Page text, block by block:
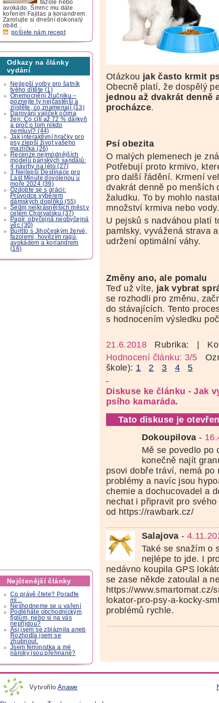
fazole nebo
avokádo. Šmrnc mu dáte
kořením Fajitas a koriandrem.
Zarolujte si dnešní dokonalý
oběd...
pošlete nám recept
Odkazy na články
vydání
Nejlepší volby pro šatník
tvého dítěte (1)
Onemocnění žlučníku –
poznejte ty nejčastější a
zjistěte, co znamenají (13)
Darování vajíček očima
žen: Co cítí až 72 % dárkyň
a proč o tom nikdo
nemluví? (44)
Jak interaktivní hračky pro
psy zlepší život vašeho
mazlíčka (26)
Recenze nejmódnějších
modelů pánských sandálů:
4 návrhy na léto (27)
3 Nejlepší Destinace pro
Last Minute dovolenou u
moře 2024 (39)
Ozdobte se s grácii:
Průvodce výběrem
dámských doplňků (55)
Sedm nejkrásnějších měst v
celém Chorvatsku (37)
Papír, obyčejná neobyčejná
věc (30)
Buritto s Jihočeským žervé,
fazolemi, hovězím ragú,
avokádem a koriandrem
(16)
Nejčtenější články
Co právě čtete? Poraďte
mi...
Neshodneme se u vaření
Podléháte obchodnickým
fíglům, nebo si na vás
nepřijdou?
Asi jsem se zbláznila aneb
Rozhodla jsem se
zhubnout.
Jsem feministka a mé
nároky jsou přehnané?
Otázkou jak často krmit
Obecně platí, že dospělý
jednou až dvakrát denně
procházce.
Psí obezita
O malých plemenech je
Potřebují proto krmivo,
pro další řádění. Krmení
dvakrát denně po menších
žaludku. To by mohlo
množství krmiva nebo vody.
U pejsků s nadváhou platí
pamlsky, vyvážená strava
udržení optimální váhy.
Změny ano, ale pomalu
Teď už víte, jak vybrat
se rozhodli pro změnu,
do stávajících. Tento
s hodnocením výsledku
21.6.2018 Rubrika:
|
Hodnocení článku: 3/5
škole): 1 2 3 4 5
Diskuse ke článku - Jak
psího kamaráda.
Tato diskuse je
Dokoupilova -
Mě se povedlo po
konečně najít
psovi dobře tráví, nemá
problémy a navíc jsou
chemie a dochucovadel a
nechat i připravit pro
od https://rawbark.cz/
Salajova -
Také se snažím o
nejlépe to jde. I
nedávno koupila GPS
se zase někde zatoulal a
https://www.smartomat.cz/
lokator-pro-psy-a-kocky-
problémů rychle.
Vytvořilo Anawe